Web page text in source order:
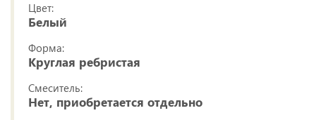
Цвет:
Белый
Форма:
Круглая ребристая
Смеситель:
Нет, приобретается отдельно